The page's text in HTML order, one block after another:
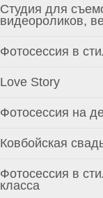
Студия для
видеороликов,
Фотосессия в
Love Story
Фотосессия на
Ковбойская
Фотосессия в
класса